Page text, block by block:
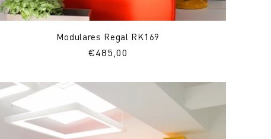
Modulares Regal RK169
Normaler
€485,00